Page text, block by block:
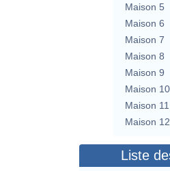
Maison 5
Maison 6
Maison 7
Maison 8
Maison 9
Maison 10
Maison 11
Maison 12
Liste